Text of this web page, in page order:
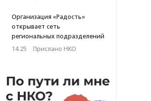
Организация «Радость»
открывает сеть
региональных подразделений
14:25 · Прислано НКО